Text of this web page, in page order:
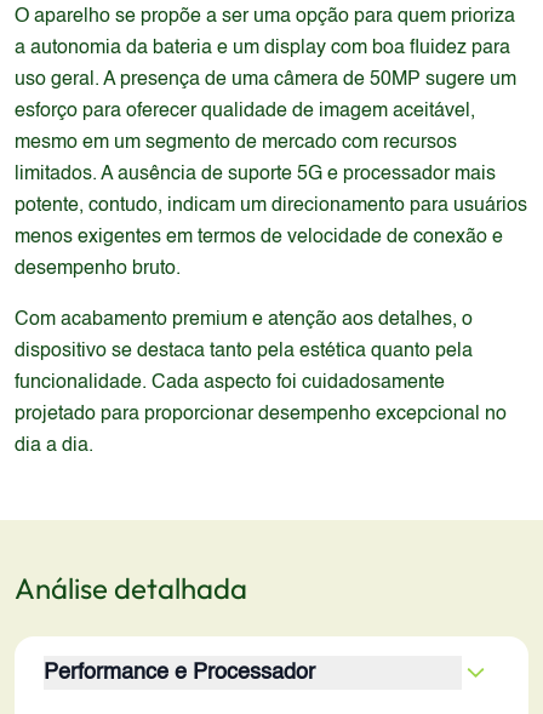
O aparelho se propõe a ser uma opção para quem prioriza
a autonomia da bateria e um display com boa fluidez para
uso geral. A presença de uma câmera de 50MP sugere um
esforço para oferecer qualidade de imagem aceitável,
mesmo em um segmento de mercado com recursos
limitados. A ausência de suporte 5G e processador mais
potente, contudo, indicam um direcionamento para usuários
menos exigentes em termos de velocidade de conexão e
desempenho bruto.
Com acabamento premium e atenção aos detalhes, o
dispositivo se destaca tanto pela estética quanto pela
funcionalidade. Cada aspecto foi cuidadosamente
projetado para proporcionar desempenho excepcional no
dia a dia.
Análise detalhada
Performance e Processador